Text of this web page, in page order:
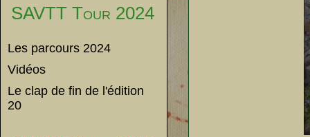
SAVTT Tour 2024
Les parcours 2024
Vidéos
Le clap de fin de l'édition
20